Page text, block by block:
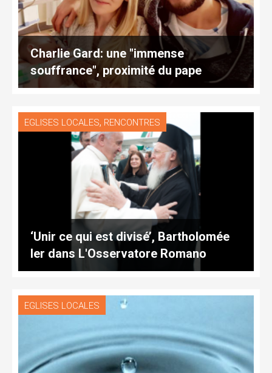
Charlie Gard: une "immense
souffrance", proximité du pape
EGLISES LOCALES, RENCONTRES
‘Unir ce qui est divisé’, Bartholomée
Ier dans L'Osservatore Romano
EGLISES LOCALES